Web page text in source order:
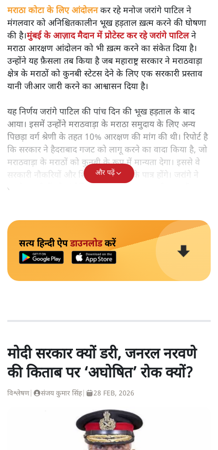
मराठा कोटा के लिए आंदोलनकर रहे मनोज जरांगे पाटिल ने
मंगलवार को अनिश्चितकालीन भूख हड़ताल ख़त्म करने की घोषणा
की है।मुंबई के आज़ाद मैदान में प्रोटेस्ट कर रहे जरांगे पाटिलने
मराठा आरक्षण आंदोलन को भी ख़त्म करने का संकेत दिया है।
उन्होंने यह फ़ैसला तब किया है जब महाराष्ट्र सरकार ने मराठवाड़ा
क्षेत्र के मराठों को कुनबी स्टेटस देने के लिए एक सरकारी प्रस्ताव
यानी जीआर जारी करने का आश्वासन दिया है।
यह निर्णय जरांगे पाटिल की पांच दिन की भूख हड़ताल के बाद
आया। इसमें उन्होंने मराठवाड़ा के मराठा समुदाय के लिए अन्य
पिछड़ा वर्ग श्रेणी के तहत 10% आरक्षण की मांग की थी। रिपोर्ट है
कि सरकार ने हैदराबाद गजट को लागू करने का वादा किया है, जो
मराठवाड़ा के मराठों को कुनबी के रूप में मान्यता देगा। इससे वे
सरकारी नौकरियों और शिक्षा में आरक्षण के पात्र होंगे। जरांगे ने
अपने समर्थकों को संबोधित करते हुए कहा, 'हम जीत गए हैं'।
और पढ़ें
सत्य हिन्दी ऐपडाउनलोडकरें
मोदी सरकार क्यों डरी, जनरल नरवणे
की किताब पर ‘अघोषित’ रोक क्यों?
विश्लेषण| संजय कुमार सिंह| 28 FEB, 2026